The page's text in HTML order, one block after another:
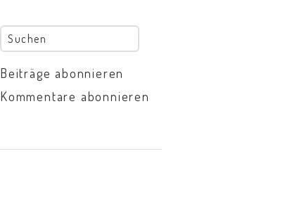
Beiträge abonnieren
Kommentare abonnieren